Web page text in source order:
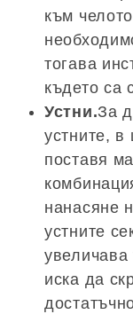
към
тогава
където са
Устни.За
устните, в
поставя
нанасяне
устните
иска да